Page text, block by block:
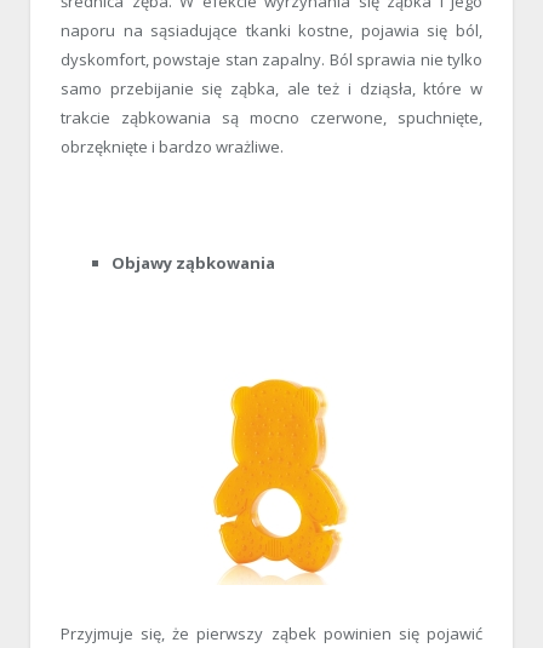
naporu na sąsiadujące tkanki kostne, pojawia się ból,
dyskomfort, powstaje stan zapalny. Ból sprawia nie tylko
samo przebijanie się ząbka, ale też i dziąsła, które w
trakcie ząbkowania są mocno czerwone, spuchnięte,
obrzęknięte i bardzo wrażliwe.
Objawy ząbkowania
Przyjmuje się, że pierwszy ząbek powinien się pojawić